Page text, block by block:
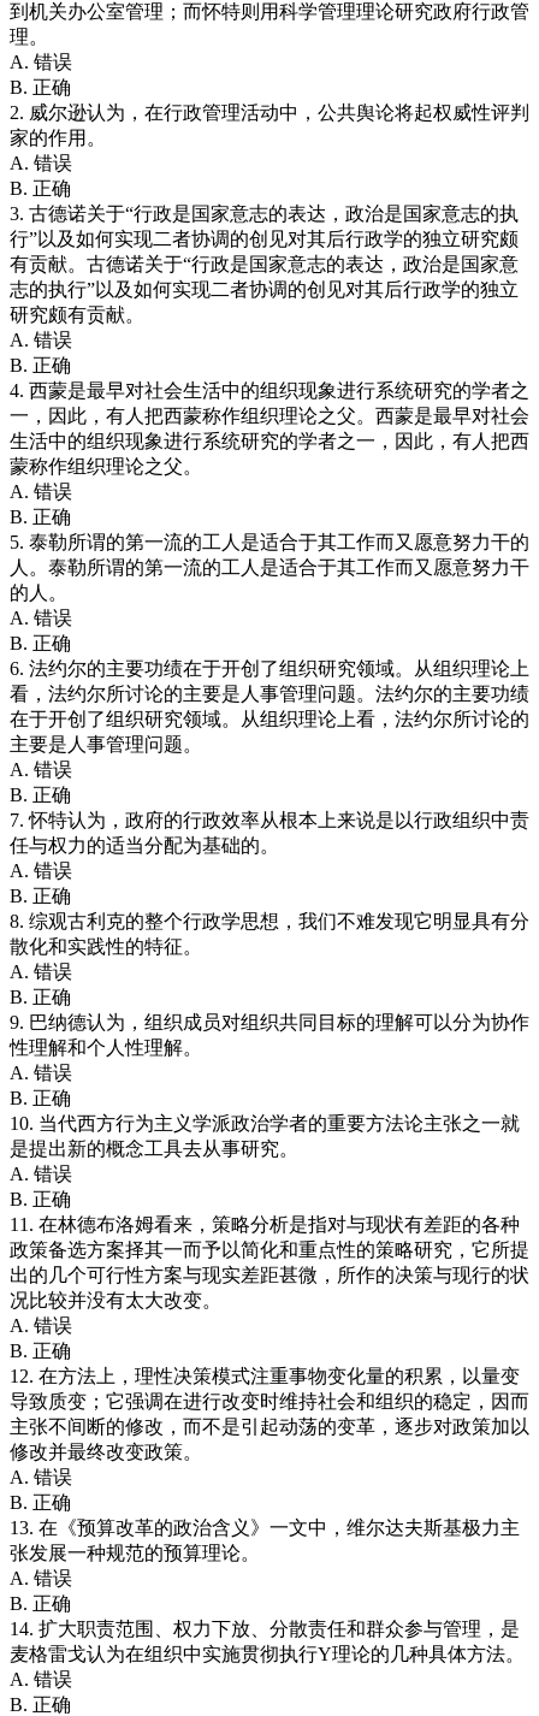
到机关办公室管理；而怀特则用科学管理理论研究政府行政管
理。
A. 错误
B. 正确
2. 威尔逊认为，在行政管理活动中，公共舆论将起权威性评判
家的作用。
A. 错误
B. 正确
3. 古德诺关于“行政是国家意志的表达，政治是国家意志的执
行”以及如何实现二者协调的创见对其后行政学的独立研究颇
有贡献。古德诺关于“行政是国家意志的表达，政治是国家意
志的执行”以及如何实现二者协调的创见对其后行政学的独立
研究颇有贡献。
A. 错误
B. 正确
4. 西蒙是最早对社会生活中的组织现象进行系统研究的学者之
一，因此，有人把西蒙称作组织理论之父。西蒙是最早对社会
生活中的组织现象进行系统研究的学者之一，因此，有人把西
蒙称作组织理论之父。
A. 错误
B. 正确
5. 泰勒所谓的第一流的工人是适合于其工作而又愿意努力干的
人。泰勒所谓的第一流的工人是适合于其工作而又愿意努力干
的人。
A. 错误
B. 正确
6. 法约尔的主要功绩在于开创了组织研究领域。从组织理论上
看，法约尔所讨论的主要是人事管理问题。法约尔的主要功绩
在于开创了组织研究领域。从组织理论上看，法约尔所讨论的
主要是人事管理问题。
A. 错误
B. 正确
7. 怀特认为，政府的行政效率从根本上来说是以行政组织中责
任与权力的适当分配为基础的。
A. 错误
B. 正确
8. 综观古利克的整个行政学思想，我们不难发现它明显具有分
散化和实践性的特征。
A. 错误
B. 正确
9. 巴纳德认为，组织成员对组织共同目标的理解可以分为协作
性理解和个人性理解。
A. 错误
B. 正确
10. 当代西方行为主义学派政治学者的重要方法论主张之一就
是提出新的概念工具去从事研究。
A. 错误
B. 正确
11. 在林德布洛姆看来，策略分析是指对与现状有差距的各种
政策备选方案择其一而予以简化和重点性的策略研究，它所提
出的几个可行性方案与现实差距甚微，所作的决策与现行的状
况比较并没有太大改变。
A. 错误
B. 正确
12. 在方法上，理性决策模式注重事物变化量的积累，以量变
导致质变；它强调在进行改变时维持社会和组织的稳定，因而
主张不间断的修改，而不是引起动荡的变革，逐步对政策加以
修改并最终改变政策。
A. 错误
B. 正确
13. 在《预算改革的政治含义》一文中，维尔达夫斯基极力主
张发展一种规范的预算理论。
A. 错误
B. 正确
14. 扩大职责范围、权力下放、分散责任和群众参与管理，是
麦格雷戈认为在组织中实施贯彻执行Y理论的几种具体方法。
A. 错误
B. 正确